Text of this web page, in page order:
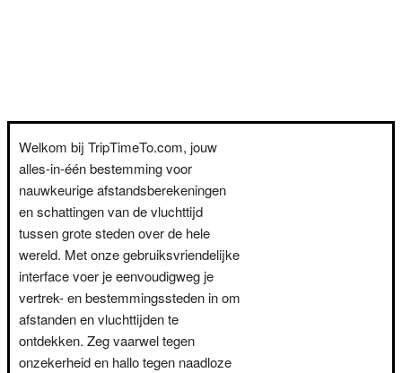
Welkom bij TripTimeTo.com, jouw
alles-in-één bestemming voor
nauwkeurige afstandsberekeningen
en schattingen van de vluchttijd
tussen grote steden over de hele
wereld. Met onze gebruiksvriendelijke
interface voer je eenvoudigweg je
vertrek- en bestemmingssteden in om
afstanden en vluchttijden te
ontdekken. Zeg vaarwel tegen
onzekerheid en hallo tegen naadloze